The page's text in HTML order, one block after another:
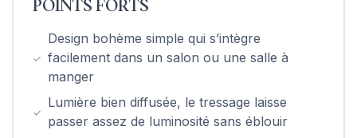
POINTS FORTS
Design bohème simple qui s’intègre
facilement dans un salon ou une salle à
manger
Lumière bien diffusée, le tressage laisse
passer assez de luminosité sans éblouir